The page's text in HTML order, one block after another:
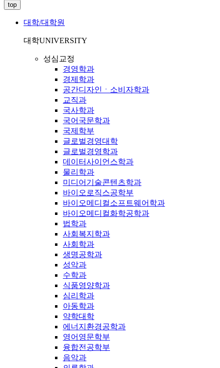
top
대학/대학원
대학UNIVERSITY
성심교정
경영학과
경제학과
공간디자인ㆍ소비자학과
교직과
국사학과
국어국문학과
국제학부
글로벌경영대학
글로벌경영학과
데이터사이언스학과
물리학과
미디어기술콘텐츠학과
바이오로직스공학부
바이오메디컬소프트웨어학과
바이오메디컬화학공학과
법학과
사회복지학과
사회학과
생명공학과
성악과
수학과
식품영양학과
심리학과
아동학과
약학대학
에너지환경공학과
영어영문학부
융합전공학부
음악과